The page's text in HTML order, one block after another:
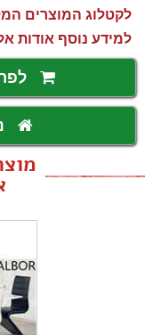
לקטלוג המוצרים
למידע נוסף אודות